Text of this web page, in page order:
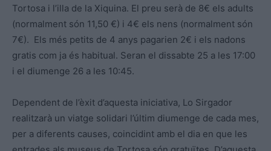
Tortosa i l’illa de la Xiquina. El preu serà de 8€ els adults
(normalment són 11,50 €) i 4€ els nens (normalment són
7€). Els més petits de 4 anys pagarien 2€ i els nadons
gratis com ja és habitual. Seran el dissabte 25 a les 17:00
i el diumenge 26 a les 10:45.
Dependent de l’èxit d’aquesta iniciativa, Lo Sirgador
realitzarà un viatge solidari l’últim diumenge de cada mes,
per a diferents causes, coincidint amb el dia en que les